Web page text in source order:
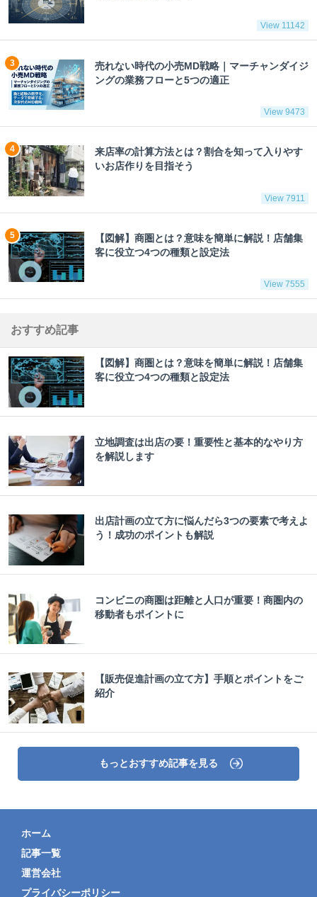
View 11142
売れない時代の小売MD戦略｜マーチャンダイジ
ングの業務フローと5つの適正
View 9473
来店率の計算方法とは？割合を知って入りやす
いお店作りを目指そう
View 7911
【図解】商圏とは？意味を簡単に解説！店舗集
客に役立つ4つの種類と設定法
View 7555
おすすめ記事
【図解】商圏とは？意味を簡単に解説！店舗集
客に役立つ4つの種類と設定法
立地調査は出店の要！重要性と基本的なやり方
を解説します
出店計画の立て方に悩んだら3つの要素で考えよ
う！成功のポイントも解説
コンビニの商圏は距離と人口が重要！商圏内の
移動者もポイントに
【販売促進計画の立て方】手順とポイントをご
紹介
もっとおすすめ記事を見る
ホーム
記事一覧
運営会社
プライバシーポリシー